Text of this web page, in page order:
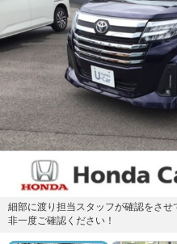
細部に渡り担当スタッフが確認をさ
非一度ご確認ください！